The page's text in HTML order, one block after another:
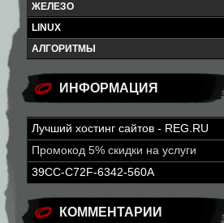
ЖЕЛЕЗО
LINUX
АЛГОРИТМЫ
ИНФОРМАЦИЯ
Лучший хостинг сайтов - REG.RU
Промокод 5% скидки на услуги
39CC-C72F-6342-560A
КОММЕНТАРИИ